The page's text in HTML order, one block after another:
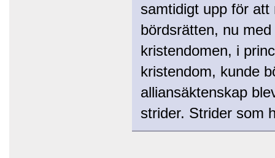
samtidigt upp för att
bördsrätten, nu
kristendomen, i
kristendom, kunde
alliansäktenskap
strider. Strider som